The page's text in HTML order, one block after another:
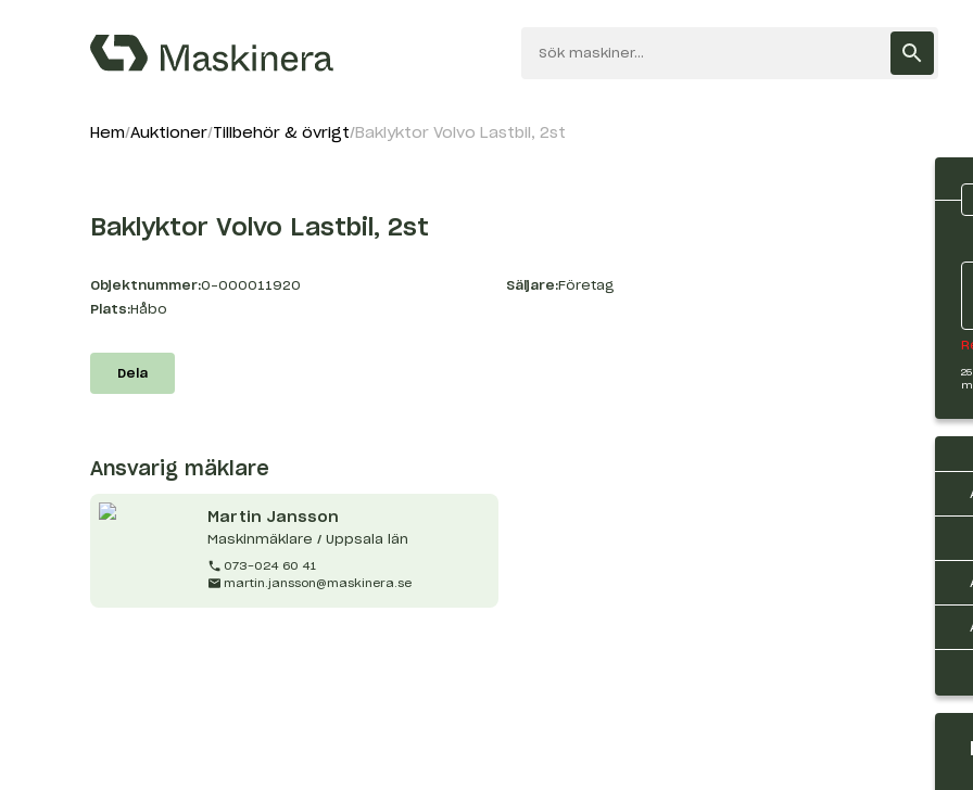
Hem Auktioner Tillbehör & övrigt Baklyktor Volvo Lastbil, 2st
Baklyktor Volvo Lastbil, 2st
Objektnummer:O-000011920 Säljare:Företag
Plats:Håbo
Dela
Ansvarig mäklare
Martin Jansson
Maskinmäklare / Uppsala län
073-024 60 41
martin.jansson@maskinera.se